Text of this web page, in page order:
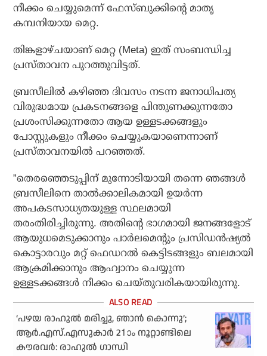
നീക്കം ചെയ്യുമെന്ന് ഫേസ്ബുക്കിന്റെ മാതൃ
കമ്പനിയായ മെറ്റ.
തിങ്കളാഴ്ചയാണ് മെറ്റ (Meta) ഇത് സംബന്ധിച്ച
പ്രസ്താവന പുറത്തുവിട്ടത്.
ബ്രസീലില്‍ കഴിഞ്ഞ ദിവസം നടന്ന ജനാധിപത്യ
വിരുദ്ധമായ പ്രകടനങ്ങളെ പിന്തുണക്കുന്നതോ
പ്രശംസിക്കുന്നതോ ആയ ഉള്ളടക്കങ്ങളും
പോസ്റ്റുകളും നീക്കം ചെയ്യുകയാണെന്നാണ്
പ്രസ്താവനയില്‍ പറഞ്ഞത്.
”തെരഞ്ഞെടുപ്പിന് മുന്നോടിയായി തന്നെ ഞങ്ങള്‍
ബ്രസീലിനെ താല്‍ക്കാലികമായി ഉയര്‍ന്ന
അപകടസാധ്യതയുള്ള സ്ഥലമായി
തരംതിരിച്ചിരുന്നു. അതിന്റെ ഭാഗമായി ജനങ്ങളോട്
ആയുധമെടുക്കാനും പാര്‍ലമെന്റും പ്രസിഡന്‍ഷ്യല്‍
കൊട്ടാരവും മറ്റ് ഫെഡറല്‍ കെട്ടിടങ്ങളും ബലമായി
ആക്രമിക്കാനും ആഹ്വാനം ചെയ്യുന്ന
ഉള്ളടക്കങ്ങള്‍ നീക്കം ചെയ്തുവരികയായിരുന്നു.
‘പഴയ രാഹുല്‍ മരിച്ചു, ഞാന്‍ കൊന്നു’;
ആര്‍.എസ്.എസുകാര്‍ 21ാം നൂറ്റാണ്ടിലെ
കൗരവര്‍: രാഹുല്‍ ഗാന്ധി